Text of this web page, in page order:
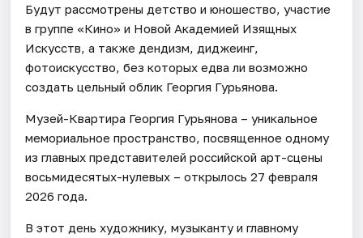
Будут рассмотрены детство и юношество, участие
в группе «Кино» и Новой Академией Изящных
Искусств, а также дендизм, диджеинг,
фотоискусство, без которых едва ли возможно
создать цельный облик Георгия Гурьянова.
Музей-Квартира Георгия Гурьянова – уникальное
мемориальное пространство, посвященное одному
из главных представителей российской арт-сцены
восьмидесятых-нулевых – открылось 27 февраля
2026 года.
В этот день художнику, музыканту и главному